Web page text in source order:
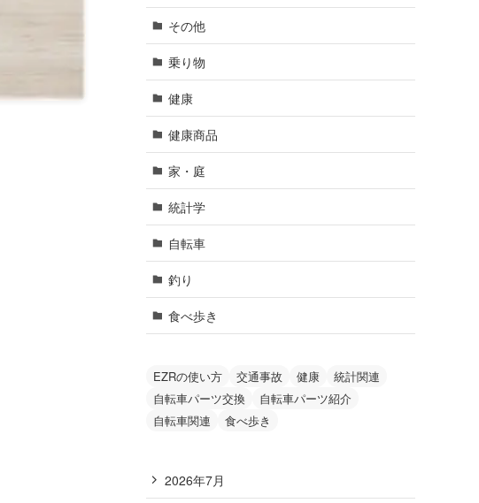
その他
乗り物
健康
健康商品
家・庭
統計学
自転車
釣り
食べ歩き
EZRの使い方 交通事故 健康
統計関連
自転車パーツ交換
自転車パーツ紹介
自転車関連
食べ歩き
2026年7月